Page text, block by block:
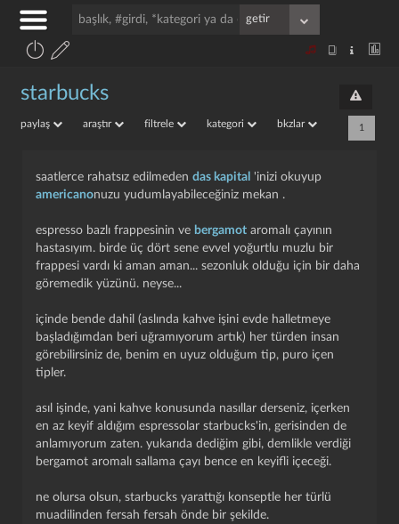
starbucks
paylaş araştır filtrele kategori bkzlar 1
saatlerce rahatsız edilmeden das kapital 'inizi okuyup
americanonuzu yudumlayabileceğiniz mekan .
espresso bazlı frappesinin ve bergamot aromalı çayının
hastasıyım. birde üç dört sene evvel yoğurtlu muzlu bir
frappesi vardı ki aman aman... sezonluk olduğu için bir daha
göremedik yüzünü. neyse...
i̇çinde bende dahil (aslında kahve işini evde halletmeye
başladığımdan beri uğramıyorum artık) her türden insan
görebilirsiniz de, benim en uyuz olduğum tip, puro içen
tipler.
asıl işinde, yani kahve konusunda nasıllar derseniz, içerken
en az keyif aldığım espressolar starbucks'in, gerisinden de
anlamıyorum zaten. yukarıda dediğim gibi, demlikle verdiği
bergamot aromalı sallama çayı bence en keyifli içeceği.
ne olursa olsun, starbucks yarattığı konseptle her türlü
muadilinden fersah fersah önde bir şekilde.